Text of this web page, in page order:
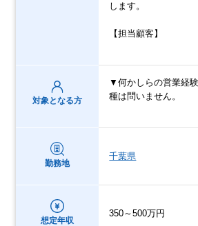
します。
【担当顧客】
対象となる方
▼何かしらの営業経
種は問いません。
勤務地
千葉県
想定年収
350～500万円